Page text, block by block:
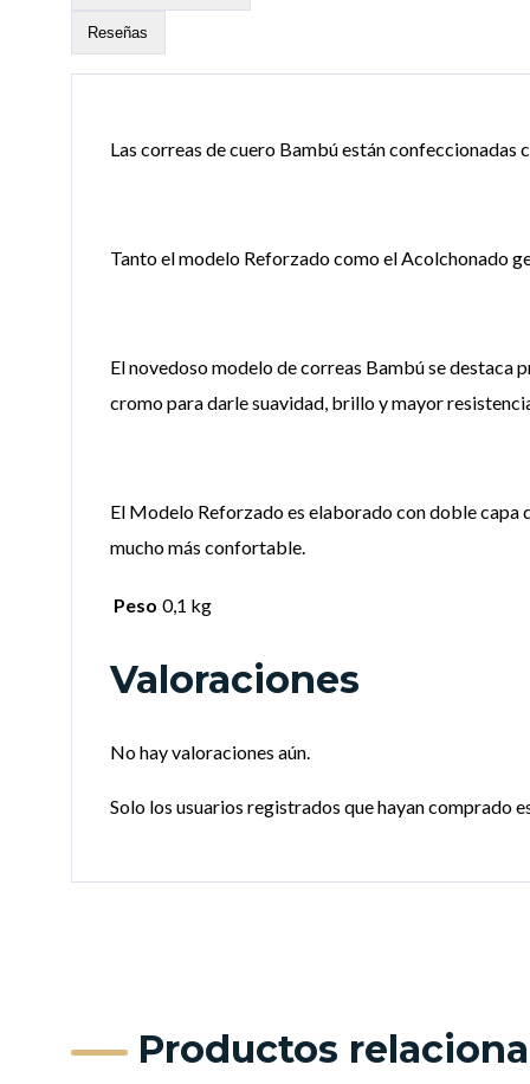
Reseñas
Las correas de cuero Bambú están
Tanto el modelo Reforzado como el Acolchonado
El novedoso modelo de correas Bambú se destaca
cromo para darle suavidad, brillo y mayor
El Modelo Reforzado es elaborado con doble capa
mucho más confortable.
Peso 0,1 kg
Valoraciones
No hay valoraciones aún.
Solo los usuarios registrados que hayan comprado
Productos